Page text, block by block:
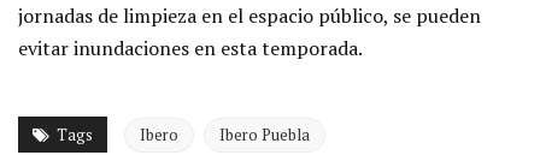
jornadas de limpieza en el espacio público, se pueden
evitar inundaciones en esta temporada.
Tags Ibero Ibero Puebla